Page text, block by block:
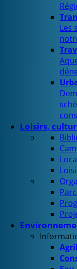
Les
Loisirs,